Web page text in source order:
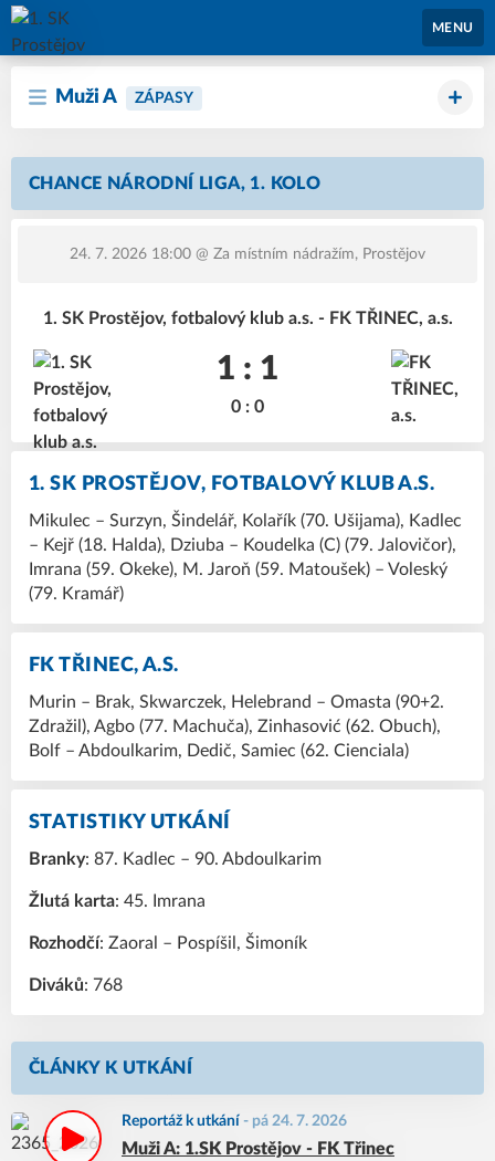
1. SK Prostějov
MENU
Muži A ZÁPASY
CHANCE NÁRODNÍ LIGA, 1. KOLO
24. 7. 2026 18:00 @ Za místním nádražím, Prostějov
1. SK Prostějov, fotbalový klub a.s. - FK TŘINEC, a.s.
1 : 1
0 : 0
1. SK PROSTĚJOV, FOTBALOVÝ KLUB A.S.
Mikulec – Surzyn, Šindelář, Kolařík (70. Ušijama), Kadlec
– Kejř (18. Halda), Dziuba – Koudelka (C) (79. Jalovičor),
Imrana (59. Okeke), M. Jaroň (59. Matoušek) – Voleský
(79. Kramář)
FK TŘINEC, A.S.
Murin – Brak, Skwarczek, Helebrand – Omasta (90+2.
Zdražil), Agbo (77. Machuča), Zinhasović (62. Obuch),
Bolf – Abdoulkarim, Dedič, Samiec (62. Cienciala)
STATISTIKY UTKÁNÍ
Branky: 87. Kadlec – 90. Abdoulkarim
Žlutá karta: 45. Imrana
Rozhodčí: Zaoral – Pospíšil, Šimoník
Diváků: 768
ČLÁNKY K UTKÁNÍ
Reportáž k utkání - pá 24. 7. 2026
Muži A: 1.SK Prostějov - FK Třinec